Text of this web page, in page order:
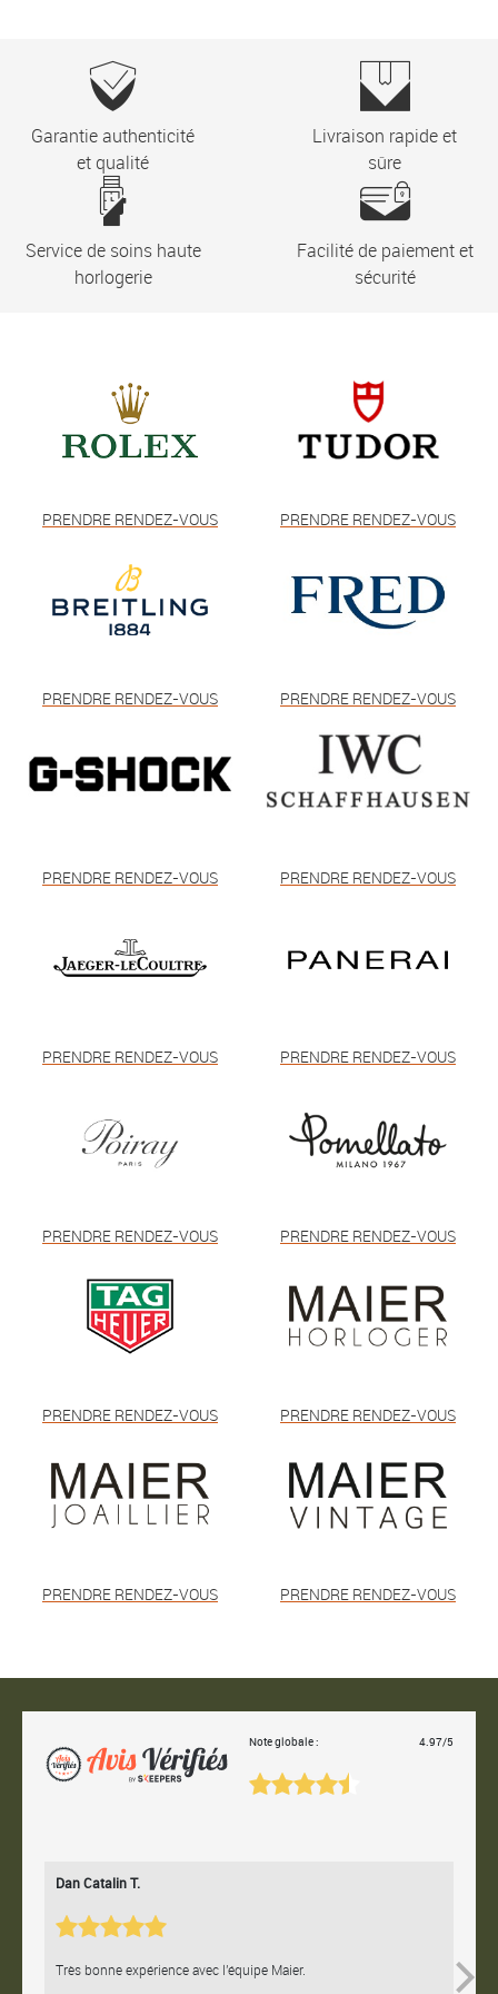
Garantie authenticité
et qualité
Livraison rapide et
sûre
Service de soins haute
horlogerie
Facilité de paiement et
sécurité
PRENDRE RENDEZ-VOUS PRENDRE RENDEZ-VOUS
PRENDRE RENDEZ-VOUS PRENDRE RENDEZ-VOUS
PRENDRE RENDEZ-VOUS PRENDRE RENDEZ-VOUS
PRENDRE RENDEZ-VOUS PRENDRE RENDEZ-VOUS
PRENDRE RENDEZ-VOUS PRENDRE RENDEZ-VOUS
PRENDRE RENDEZ-VOUS PRENDRE RENDEZ-VOUS
PRENDRE RENDEZ-VOUS PRENDRE RENDEZ-VOUS
Note globale : 4.97/5
Dan Catalin T.
Très bonne expérience avec l'équipe Maier.